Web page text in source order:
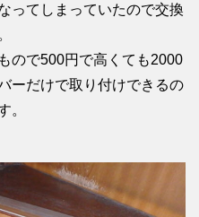
ってしまっていたので交換
ので500円で高くても2000
ーだけで取り付けできるの
。